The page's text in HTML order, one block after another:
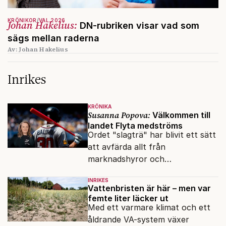
Johan Hakelius: DN-rubriken visar vad som
sägs mellan raderna
KRÖNIKOR VAL 2026
Av: Johan Hakelius
Inrikes
KRÖNIKA
Susanna Popova: Välkommen till
landet Flyta medströms
Ordet "slagträ" har blivit ett sätt
att avfärda allt från
marknadshyror och
om antisemitism.
INRIKES
Vattenbristen är här – men var
femte liter läcker ut
Med ett varmare klimat och ett
åldrande VA-system växer